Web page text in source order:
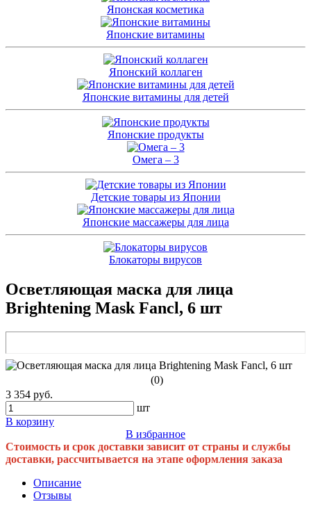
Японская косметика
Японские витамины
Японский коллаген
Японские витамины для детей
Японские продукты
Омега – 3
Детские товары из Японии
Японские массажеры для лица
Блокаторы вирусов
Осветляющая маска для лица
Brightening Mask Fancl, 6 шт
(0)
3 354 руб.
шт
В корзину
В избранное
Стоимость и срок доставки зависит от страны и службы
доставки, рассчитывается на этапе оформления заказа
Описание
Отзывы